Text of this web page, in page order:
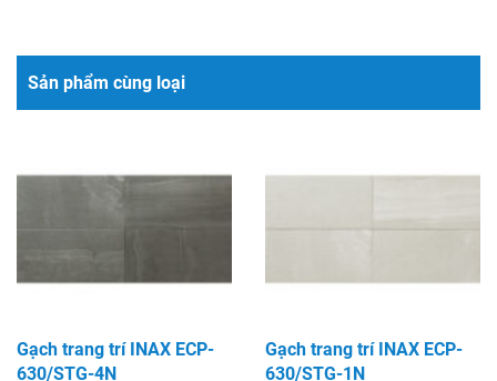
Sản phẩm cùng loại
Gạch trang trí INAX ECP-
630/STG-4N
Gạch trang trí INAX ECP-
630/STG-1N